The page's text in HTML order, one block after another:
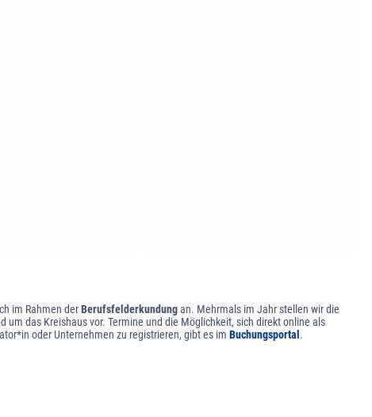
im Rahmen derBerufsfelderkundungan. Mehrmals im Jahr stellen wir die
um das Kreishaus vor. Termine und die Möglichkeit, sich direkt online als
oder Unternehmen zu registrieren, gibt es im Buchungsportal .